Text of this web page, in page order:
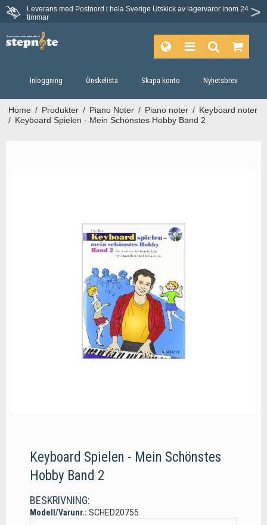
Leverans med Postnord i hela Sverige Utskick av lagervaror inom 24
timmar
Inloggning Önskelista Skapa konto Nyhetsbrev
Home / Produkter / Piano Noter / Piano noter / Keyboard noter
/ Keyboard Spielen - Mein Schönstes Hobby Band 2
Keyboard Spielen - Mein Schönstes
Hobby Band 2
BESKRIVNING:
Modell/Varunr.: SCHED20755